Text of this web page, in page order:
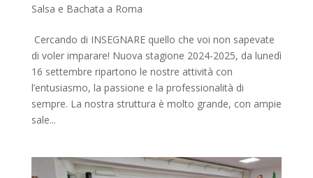
Salsa e Bachata a Roma
Cercando di INSEGNARE quello che voi non sapevate
di voler imparare! Nuova stagione 2024-2025, da lunedì
16 settembre ripartono le nostre attività con
l’entusiasmo, la passione e la professionalità di
sempre. La nostra struttura è molto grande, con ampie
sale...